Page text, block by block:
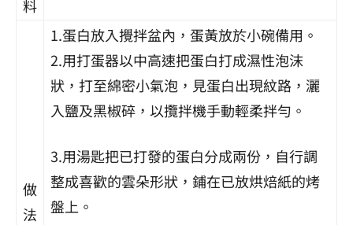
料
做
法
1.蛋白放入攪拌盆內，蛋黃放於小碗備用。
2.用打蛋器以中高速把蛋白打成濕性泡沫
狀，打至綿密小氣泡，見蛋白出現紋路，灑
入鹽及黑椒碎，以攬拌機手動輕柔拌勻。
3.用湯匙把已打發的蛋白分成兩份，自行調
整成喜歡的雲朵形狀，鋪在已放烘焙紙的烤
盤上。